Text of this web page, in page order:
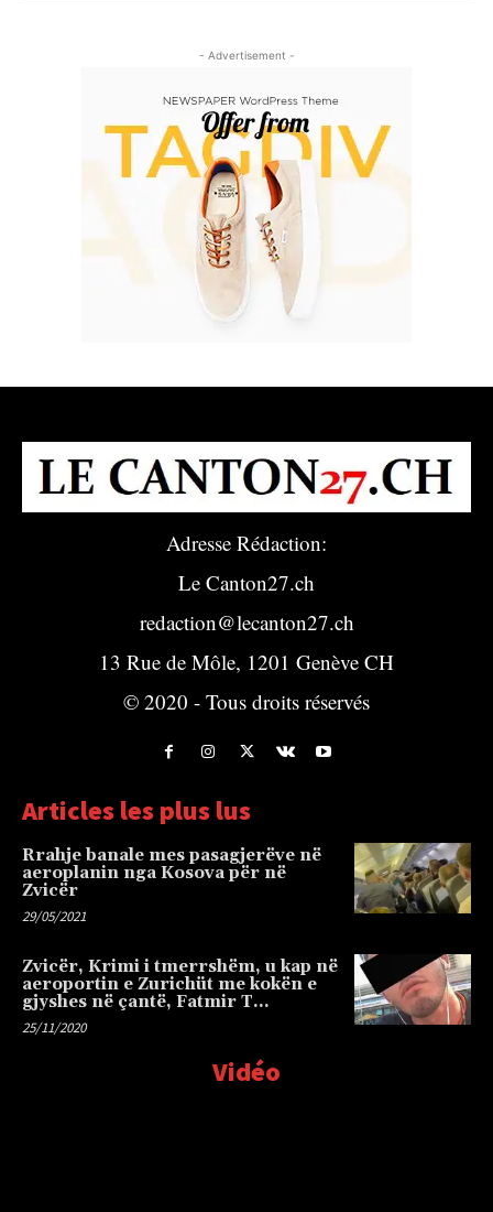
- Advertisement -
Adresse Rédaction:
Le Canton27.ch
redaction@lecanton27.ch
13 Rue de Môle, 1201 Genève CH
© 2020 - Tous droits réservés
Articles les plus lus
Rrahje banale mes pasagjerëve në
aeroplanin nga Kosova për në
Zvicër
29/05/2021
Zvicër, Krimi i tmerrshëm, u kap në
aeroportin e Zurichüt me kokën e
gjyshes në çantë, Fatmir T…
25/11/2020
Vidéo